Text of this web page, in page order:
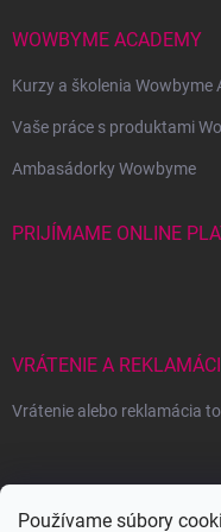
Používame súbory
WOWBYME ACADEMY
Kurzy a školenia Wowbyme
Vaše práce s produktami
Ambasádorky Wowbyme
PRIJÍMAME ONLINE
VRÁTENIE A
Vrátenie alebo reklamácia